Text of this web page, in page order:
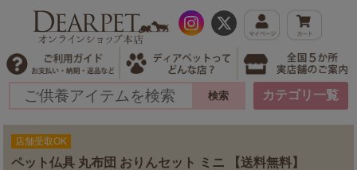
カテゴリ一覧
店舗受取OK
ペット仏具 丸布団 おりんセット ミニ 【送料無料】